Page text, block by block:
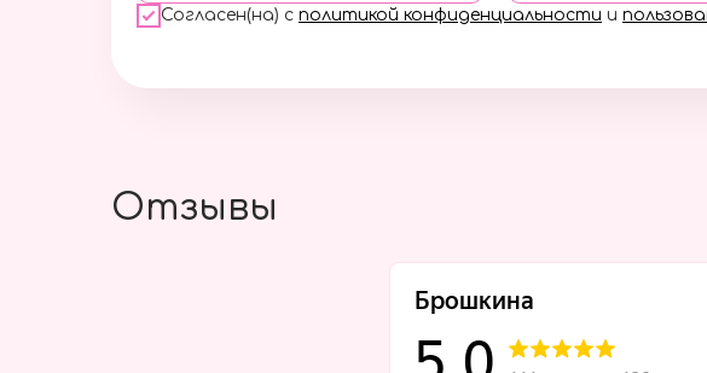
Согласен(на) с политикой конфиденциальности и
Отзывы